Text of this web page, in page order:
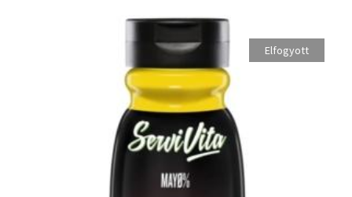
Elfogyott